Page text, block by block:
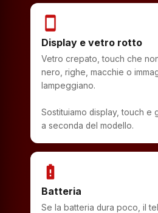
smartphone
Display e vetro rotto
Vetro crepato, touch che
nero, righe, macchie o
lampeggiano.
Sostituiamo display, touch e
a seconda del modello.
battery_alert
Batteria
Se la batteria dura poco, il